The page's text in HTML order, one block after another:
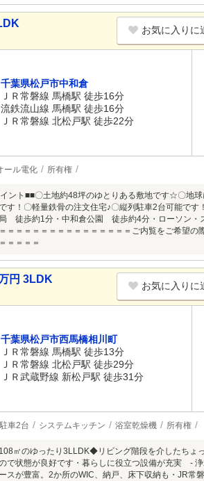
お気に入りに
千葉県松戸市中和倉
ＪＲ常磐線 馬橋駅 徒歩16分
流鉄流山線 馬橋駅 徒歩16分
ＪＲ常磐線 北松戸駅 徒歩22分
ール電化 所有権
ント■■〇土地約48坪のゆとりある敷地です☆〇地
す！〇軽量鉄骨の注文住宅♪〇縦列駐車2台可能で
徒歩約1分・中和倉公園 徒歩約4分・ローソン
＝＝＝＝＝＝＝＝＝＝＝＝＝＝＝ご内覧をご希望
＝＝＝＝
円 3LDK
お気に入りに
千葉県松戸市西馬橋相川町
ＪＲ常磐線 馬橋駅 徒歩13分
ＪＲ常磐線 北松戸駅 徒歩29分
ＪＲ武蔵野線 新松戸駅 徒歩31分
駐車2台 システムキッチン 浴室乾燥機 所有権
㎡のゆったり3LLDK◆リビング階段を介したちょ
で状態が良好です・暮らしに役立つ設備が充実 -
スが豊富。2か所のWIC、納戸、床下収納も・JR